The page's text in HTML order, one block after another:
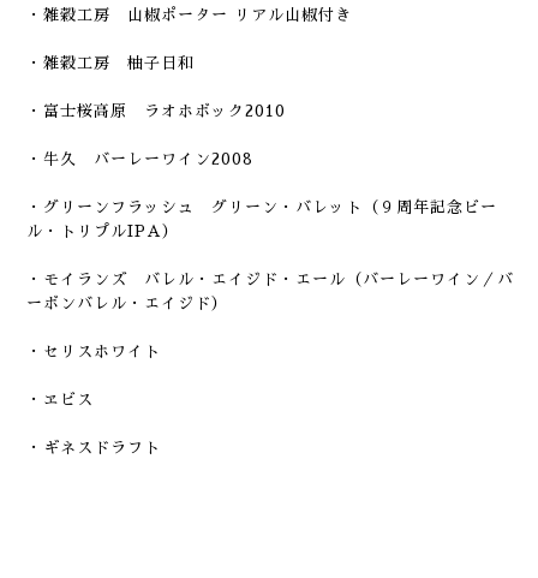
・雑穀工房 山椒ポーター リアル山椒付き
・雑穀工房 柚子日和
・富士桜高原 ラオホボック2010
・牛久 バーレーワイン2008
・グリーンフラッシュ グリーン・バレット（９周年記念ビー
ル・トリプルIPA）
・モイランズ バレル・エイジド・エール（バーレーワイン／バ
ーボンバレル・エイジド）
・セリスホワイト
・ヱビス
・ギネスドラフト